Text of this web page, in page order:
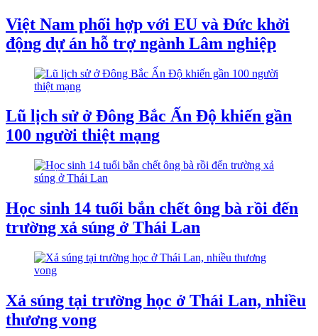
Việt Nam phối hợp với EU và Đức khởi
động dự án hỗ trợ ngành Lâm nghiệp
Lũ lịch sử ở Đông Bắc Ấn Độ khiến gần
100 người thiệt mạng
Học sinh 14 tuổi bắn chết ông bà rồi đến
trường xả súng ở Thái Lan
Xả súng tại trường học ở Thái Lan, nhiều
thương vong